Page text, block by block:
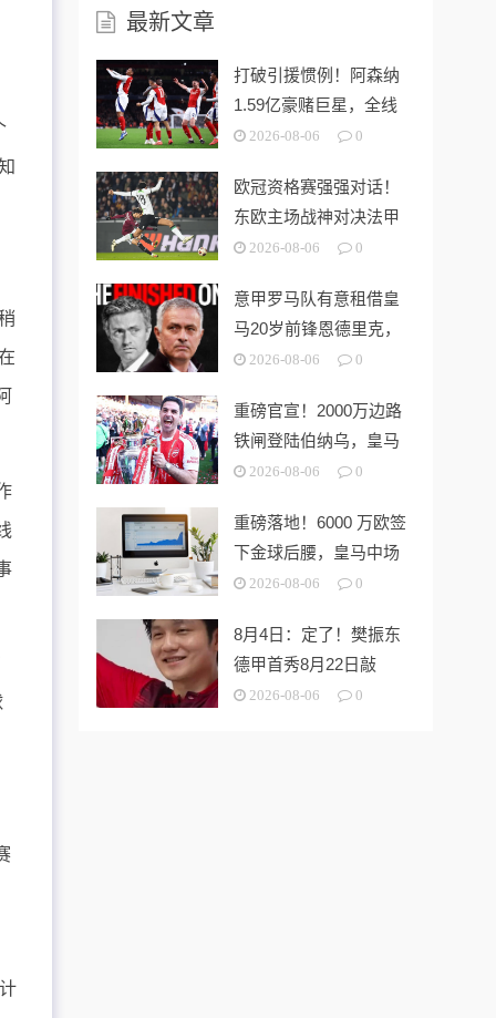
最新文章
打破引援惯例！阿森纳
1.59亿豪赌巨星，全线
拆解左路
2026-08-06 0
欧冠资格赛强强对话！
东欧主场战神对决法甲
豪门，里昂客
2026-08-06 0
意甲罗马队有意租借皇
马20岁前锋恩德里克，
穆帅愿意放
2026-08-06 0
重磅官宣！2000万边路
铁闸登陆伯纳乌，皇马
第四签补
2026-08-06 0
重磅落地！6000 万欧签
下金球后腰，皇马中场
大调整
2026-08-06 0
8月4日：定了！樊振东
德甲首秀8月22日敲
定，杜塞尔
2026-08-06 0